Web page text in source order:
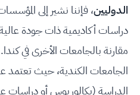
الدوليين، فإننا نشير إلى
دراسات أكاديمية ذات جودة
مقارنة بالجامعات الأخرى في
الجامعات الكندية، حيث
الدراسة (بكالوريوس أو دراسات